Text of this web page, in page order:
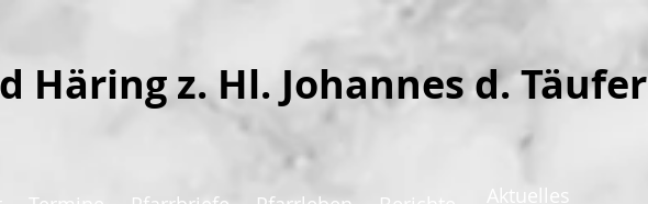
Häring z. Hl. Johannes d. Täufer
Aktuelles